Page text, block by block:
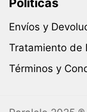
Politicas
Envíos y
Tratamiento de
Términos y